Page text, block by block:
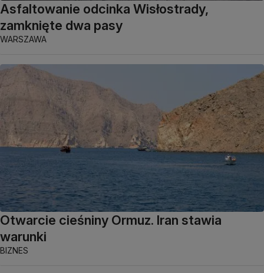
Asfaltowanie odcinka Wisłostrady,
zamknięte dwa pasy
WARSZAWA
Otwarcie cieśniny Ormuz. Iran stawia
warunki
BIZNES